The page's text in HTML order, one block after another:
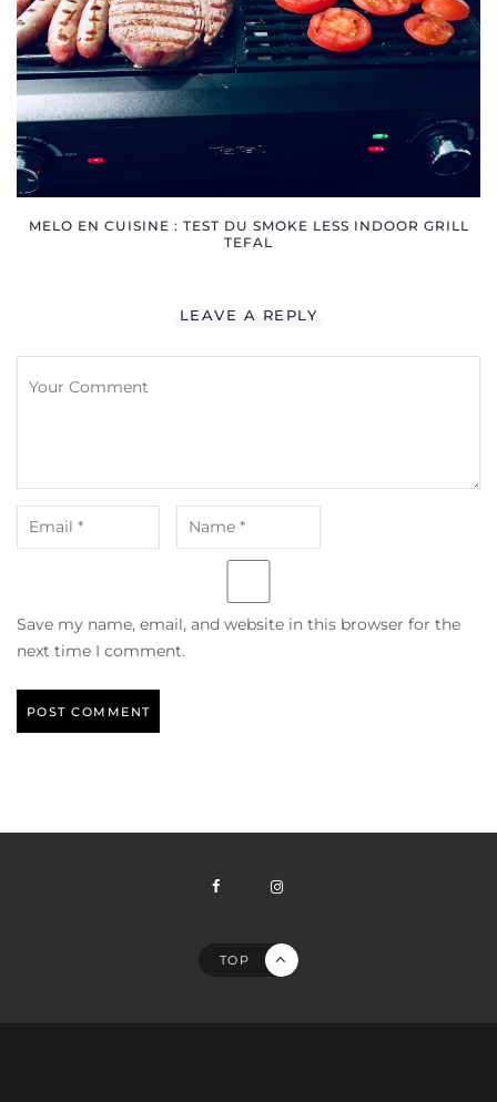
MELO EN CUISINE : TEST DU SMOKE LESS INDOOR GRILL
TEFAL
LEAVE A REPLY
Save my name, email, and website in this browser for the
next time I comment.
TOP